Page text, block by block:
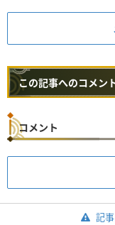
この記事へのコメン
コメント
記